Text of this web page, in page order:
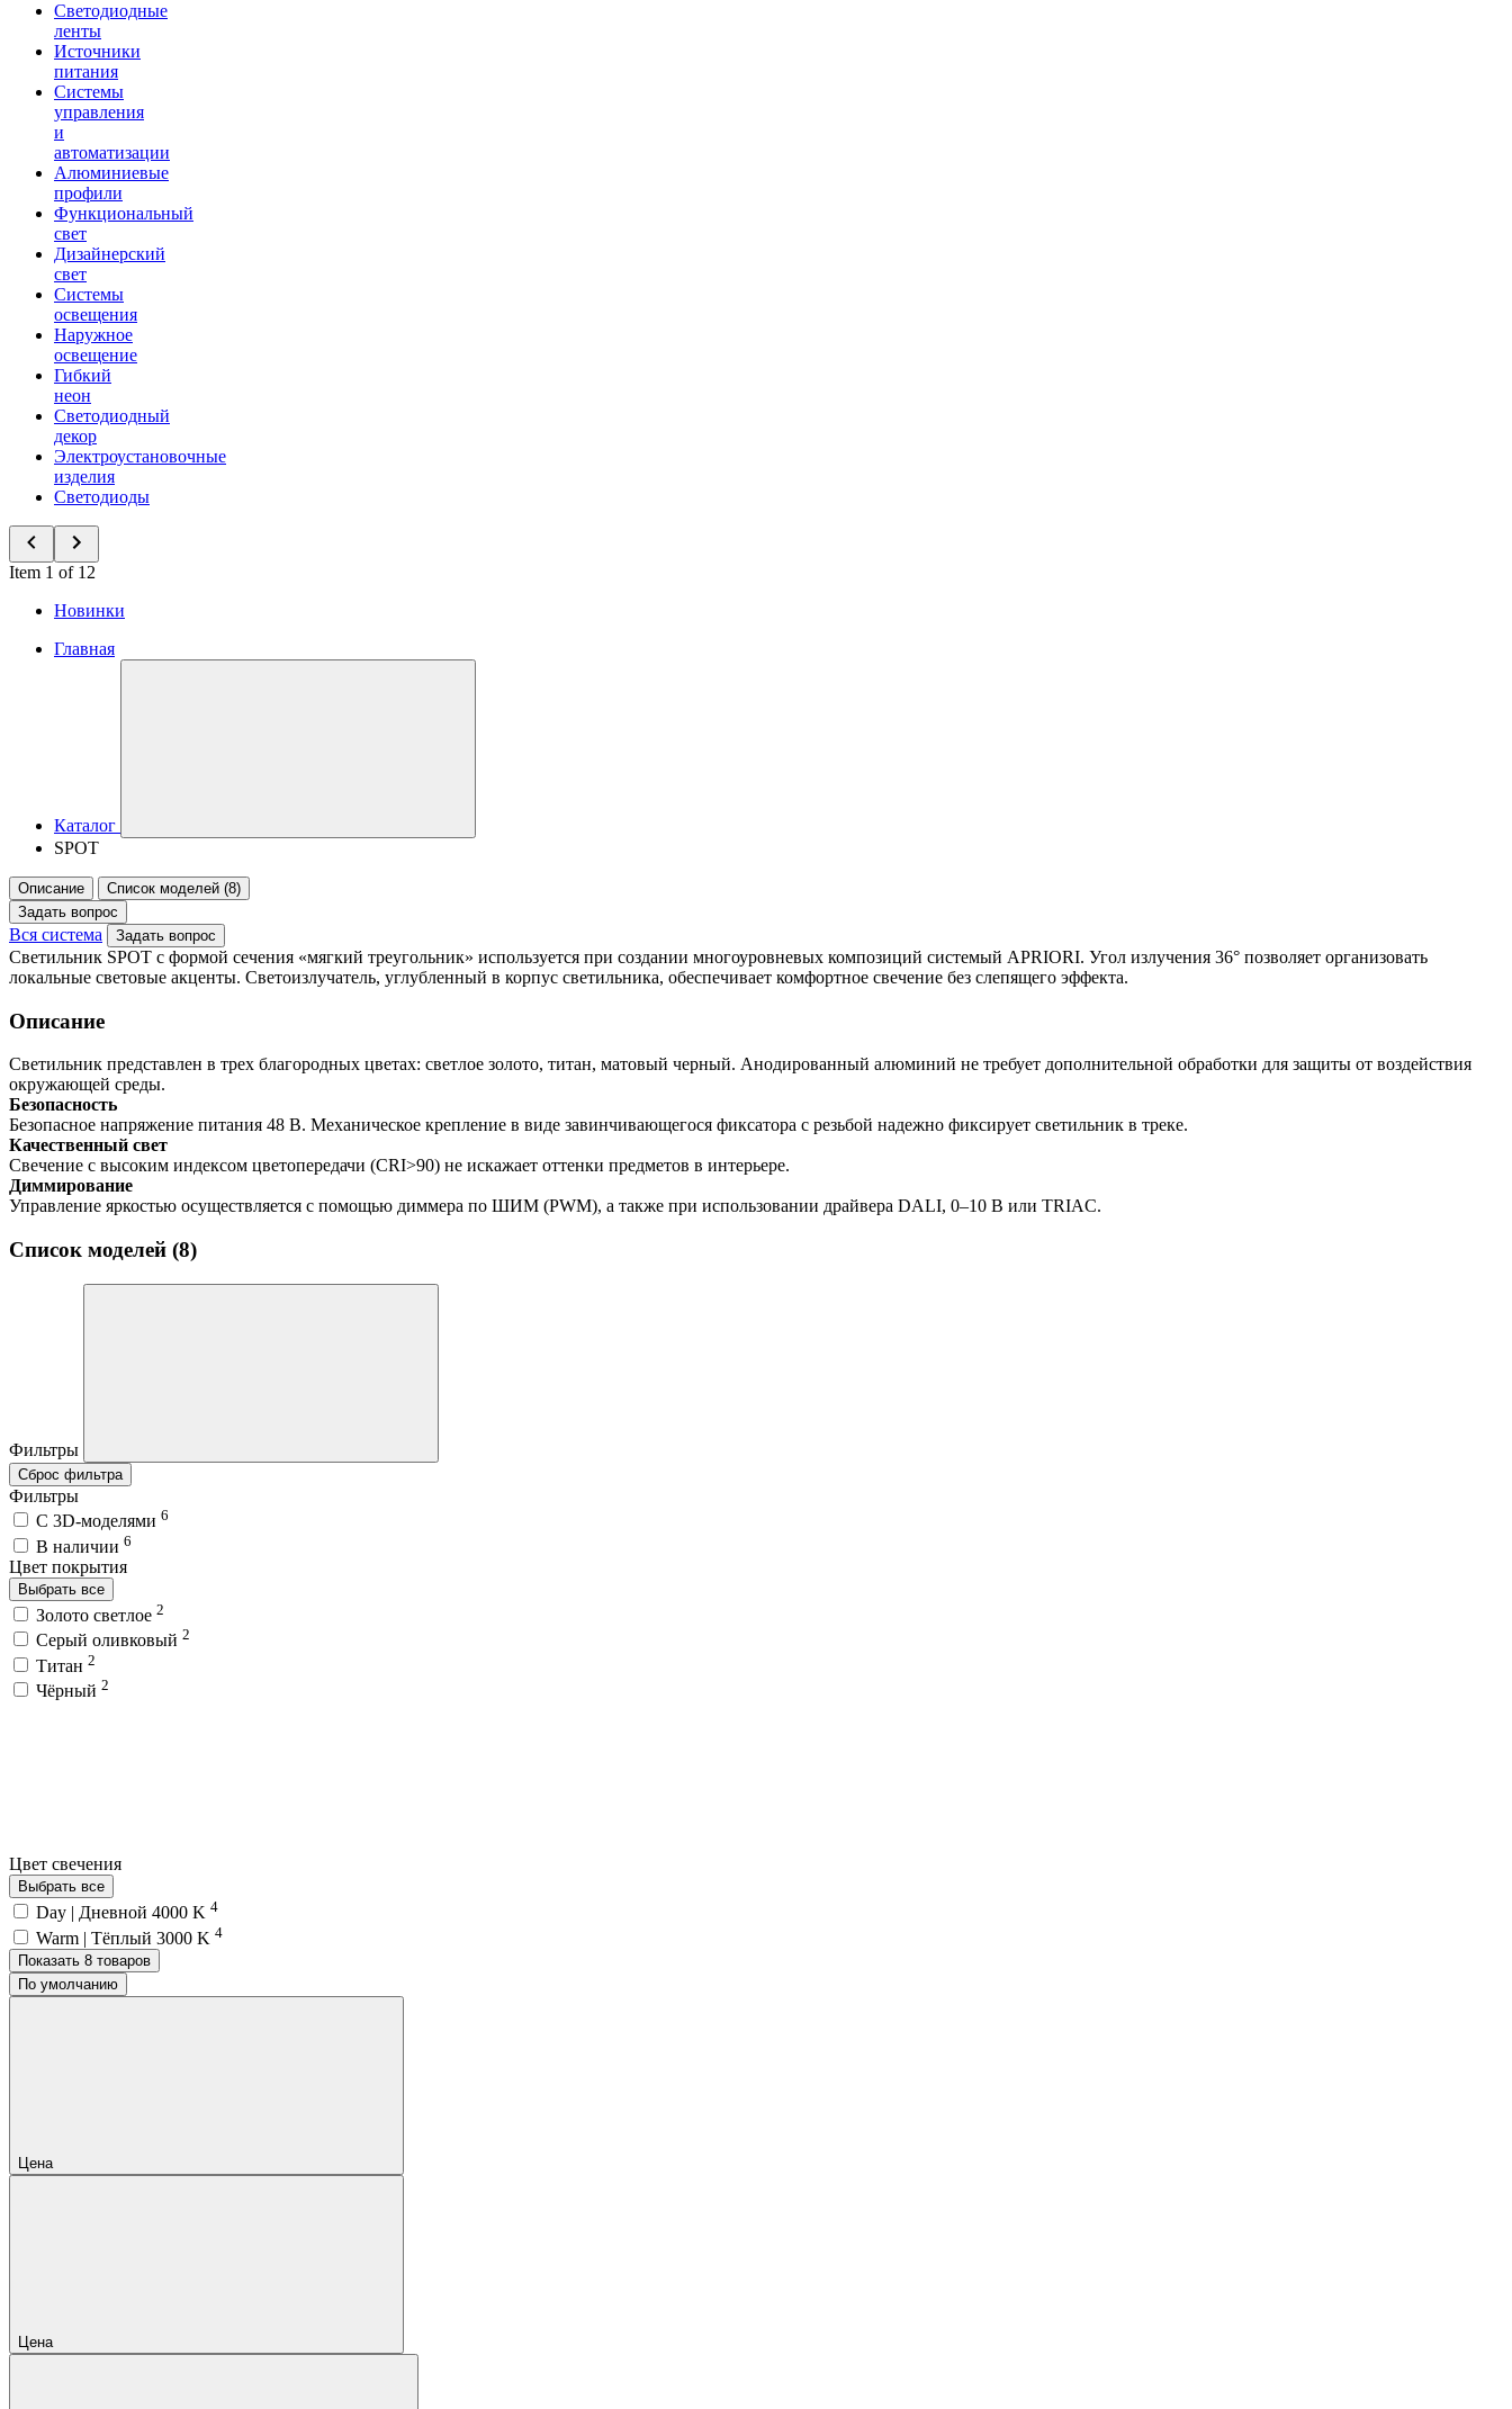
Светодиодные
ленты
Источники
питания
Системы
управления
и
автоматизации
Алюминиевые
профили
Функциональный
свет
Дизайнерский
свет
Системы
освещения
Наружное
освещение
Гибкий
неон
Светодиодный
декор
Электроустановочные
изделия
Светодиоды
Item 1 of 12
Новинки
Главная
Каталог
SPOT
Описание
Список моделей (8)
Задать вопрос
Вся система Задать вопрос
Светильник SPOT с формой сечения «мягкий треугольник» используется при создании многоуровневых композиций системый APRIORI. Угол излучения 36° позволяет организовать
локальные световые акценты. Светоизлучатель, углубленный в корпус светильника, обеспечивает комфортное свечение без слепящего эффекта.
Описание
Светильник представлен в трех благородных цветах: светлое золото, титан, матовый черный. Анодированный алюминий не требует дополнительной обработки для защиты от воздействия
окружающей среды.
Безопасность
Безопасное напряжение питания 48 В. Механическое крепление в виде завинчивающегося фиксатора с резьбой надежно фиксирует светильник в треке.
Качественный свет
Свечение с высоким индексом цветопередачи (CRI>90) не искажает оттенки предметов в интерьере.
Диммирование
Управление яркостью осуществляется с помощью диммера по ШИМ (PWM), а также при использовании драйвера DALI, 0–10 В или TRIAC.
Список моделей (8)
Фильтры
Сброс фильтра
Фильтры
C 3D-моделями 6
В наличии 6
Цвет покрытия
Выбрать все
Золото светлое 2
Серый оливковый 2
Титан 2
Чёрный 2
Цвет свечения
Выбрать все
Day | Дневной 4000 K 4
Warm | Тёплый 3000 K 4
Показать 8 товаров
По умолчанию
Цена
Цена